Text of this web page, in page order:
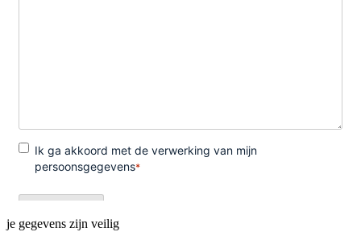
je gegevens zijn veilig